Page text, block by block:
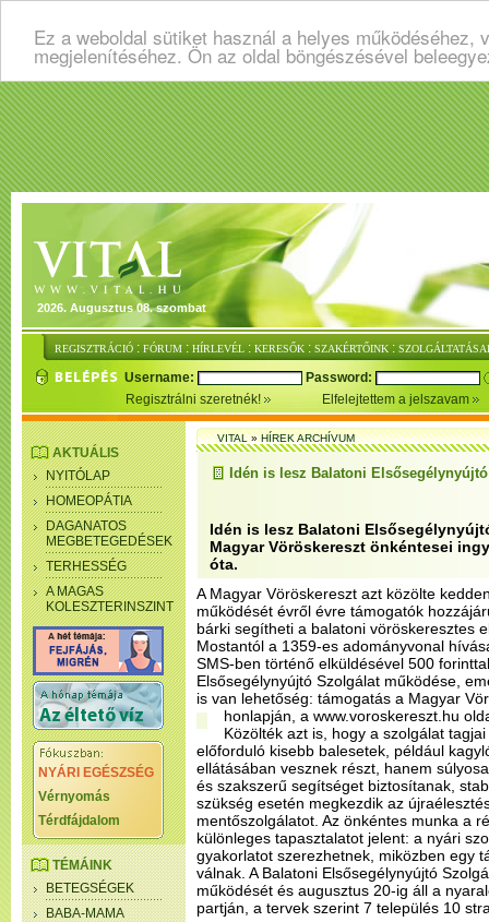
Ez a weboldal sütiket használ a helyes
megjelenítéséhez. Ön az oldal böngészésével
2026. Augusztus 08. szombat
REGISZTRÁCIÓ : FÓRUM : HÍRLEVÉL : KERESŐK : SZAKÉRTŐINK :
Username:
Password:
Regisztrálni szeretnék!
Elfelejtettem a jelszavam
AKTUÁLIS
NYITÓLAP
HOMEOPÁTIA
DAGANATOS
MEGBETEGEDÉSEK
TERHESSÉG
A MAGAS
KOLESZTERINSZINT
NYÁRI EGÉSZSÉG
Vérnyomás
Térdfájdalom
TÉMÁINK
BETEGSÉGEK
BABA-MAMA
VITAL»HÍREK ARCHÍVUM
Idén is lesz Balatoni
Idén is lesz Balatoni
Magyar Vöröskereszt önkéntesei
óta.
A Magyar Vöröskereszt azt közölte
működését évről évre támogatók
bárki segítheti a balatoni vöröskeresztes
Mostantól a 1359-es adományvonal
SMS-ben történő elküldésével 500
Elsősegélynyújtó Szolgálat működése,
is van lehetőség: támogatás a Magyar
honlapján, a www.voroskereszt.hu
Közölték azt is, hogy a szolgálat
előforduló kisebb balesetek, például
ellátásában vesznek részt, hanem
és szakszerű segítséget biztosítanak,
szükség esetén megkezdik az
mentőszolgálatot. Az önkéntes munka a
különleges tapasztalatot jelent: a nyári
gyakorlatot szerezhetnek, miközben egy
válnak. A Balatoni Elsősegélynyújtó
működését és augusztus 20-ig áll a
partján, a tervek szerint 7 település 10